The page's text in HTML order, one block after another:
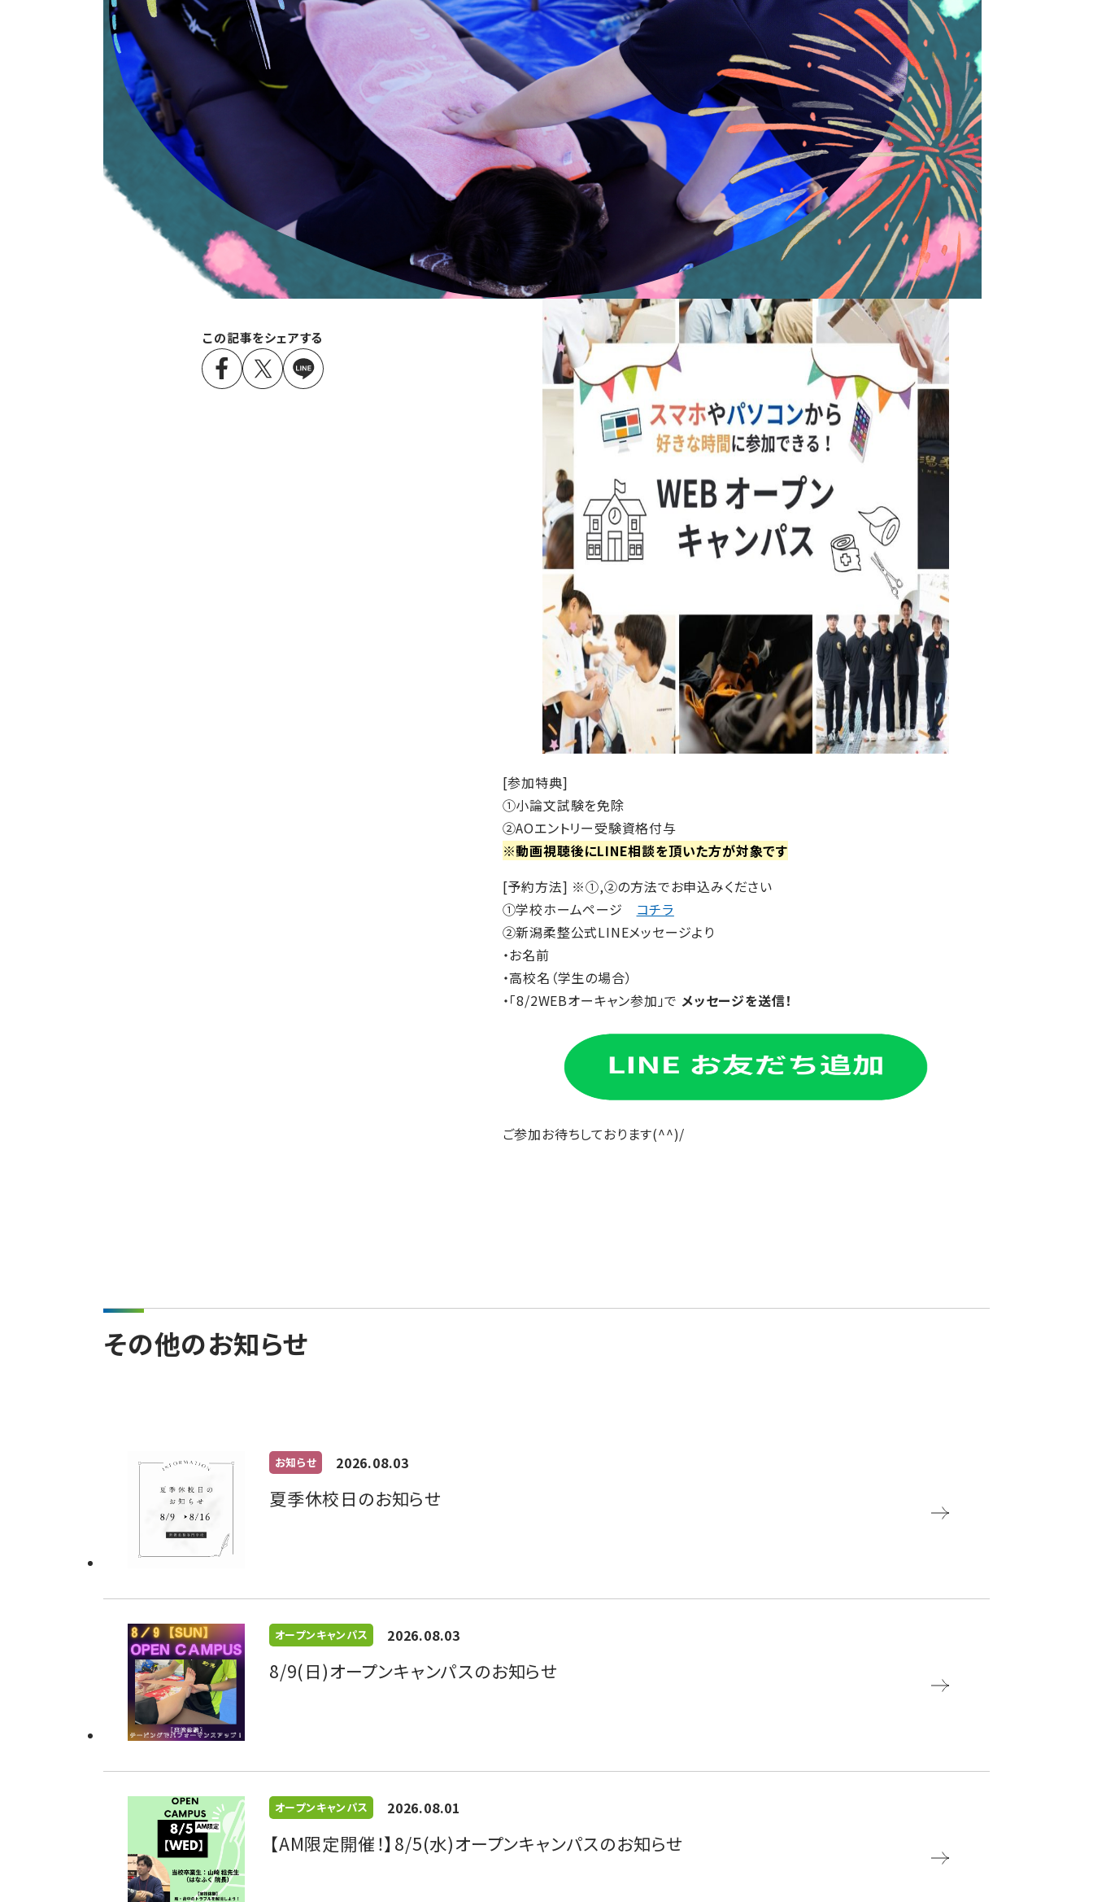
この記事をシェアする
キャンパス見学
柔道整復師のお仕事紹介
卒業生からのメッセージ
スポーツトレーナーの活動紹介
講義紹介
部活紹介
LINE個別相談
→LINEで個別相談で質問や相談を受け付けます！
[参加特典]
①小論文試験を免除
②AOエントリー受験資格付与
※動画視聴後にLINE相談を頂いた方が対象です
[予約方法] ※①,②の方法でお申込みください
①学校ホームページ コチラ
②新潟柔整公式LINEメッセージより
・お名前
・高校名（学生の場合）
・「8/2WEBオーキャン参加」で メッセージを送信！
ご参加お待ちしております(^^)/
その他のお知らせ
お知らせ 2026.08.03
夏季休校日のお知らせ
オープンキャンパス 2026.08.03
8/9(日)オープンキャンパスのお知らせ
オープンキャンパス 2026.08.01
【AM限定開催！】8/5(水)オープンキャンパスのお知らせ